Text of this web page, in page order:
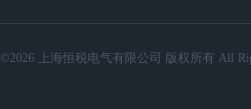
©2026 上海恒税电气有限公司 版权所有 All